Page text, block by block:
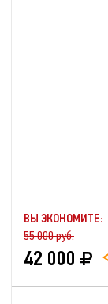
ВЫ ЭКОНОМИТЕ:
55 000 руб.
42 000